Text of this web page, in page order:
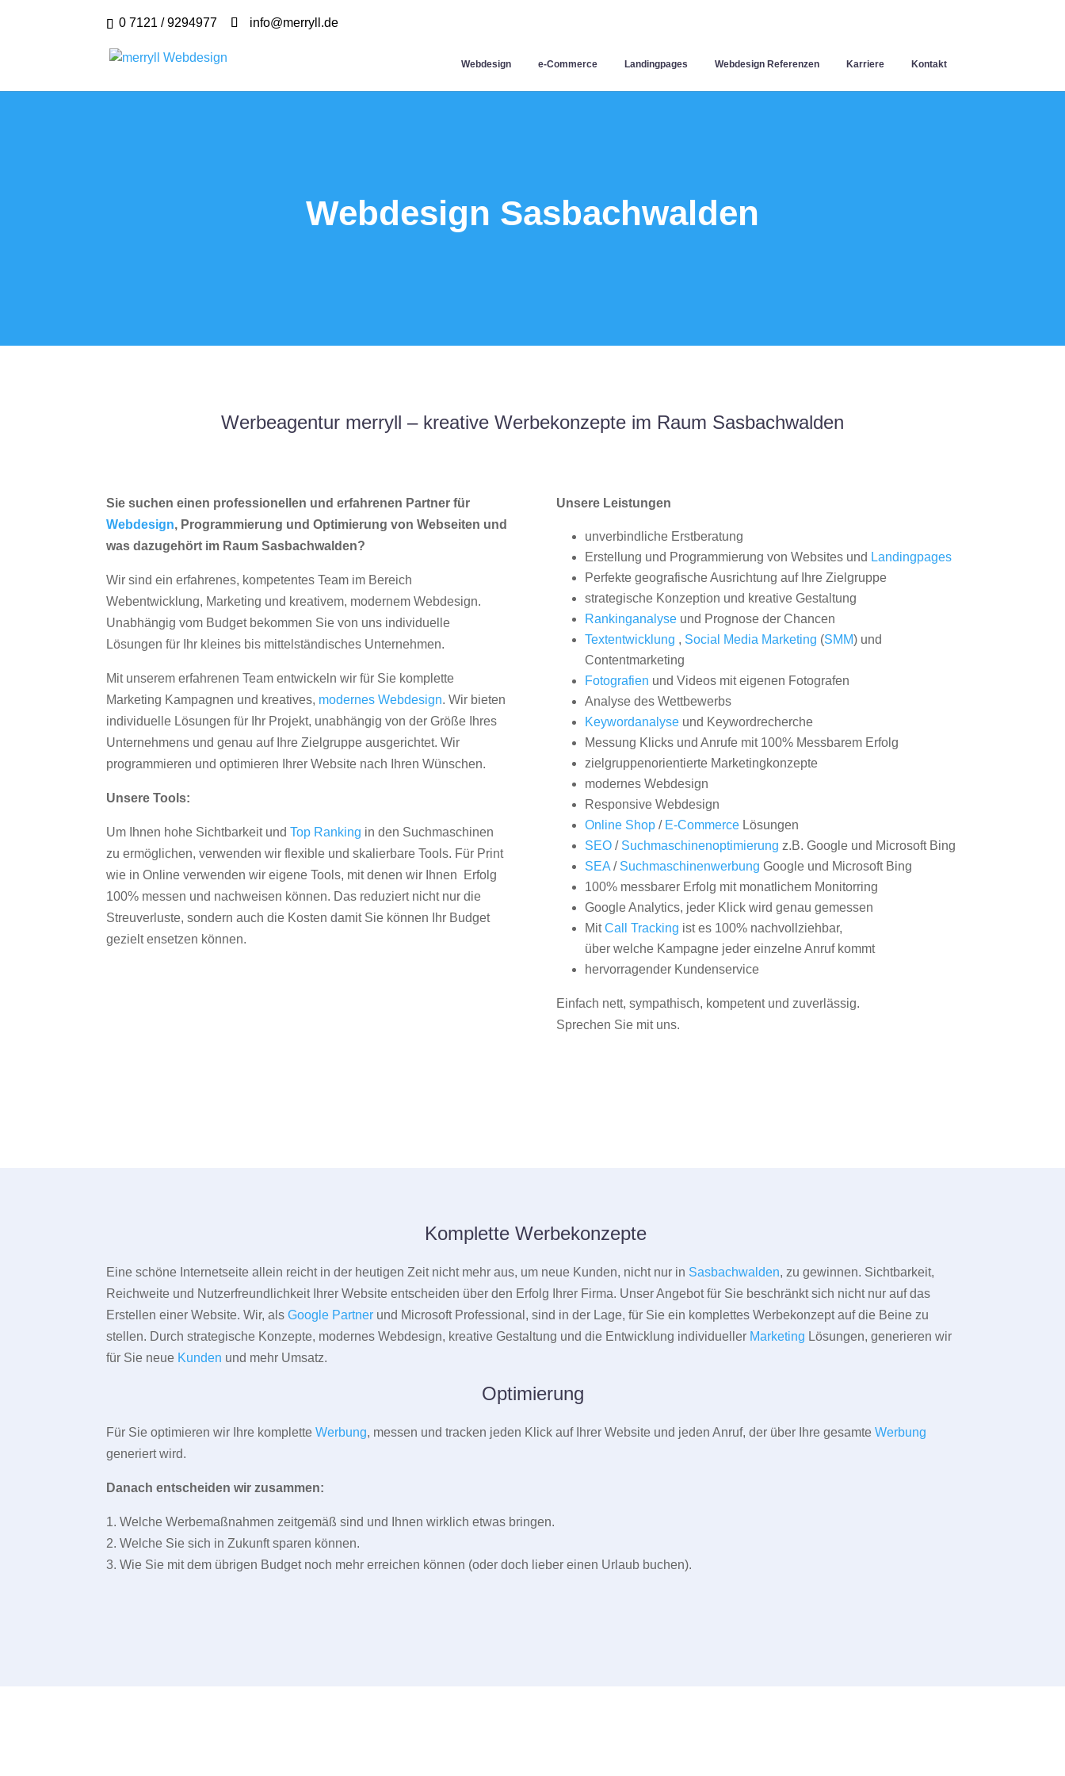
0 7121 / 9294977 info@merryll.de
Webdesign e-Commerce Landingpages Webdesign Referenzen Karriere Kontakt
Webdesign Sasbachwalden
Werbeagentur merryll – kreative Werbekonzepte im Raum Sasbachwalden
Sie suchen einen professionellen und erfahrenen Partner für
Webdesign, Programmierung und Optimierung von Webseiten und
was dazugehört im Raum Sasbachwalden?
Wir sind ein erfahrenes, kompetentes Team im Bereich
Webentwicklung, Marketing und kreativem, modernem Webdesign.
Unabhängig vom Budget bekommen Sie von uns individuelle
Lösungen für Ihr kleines bis mittelständisches Unternehmen.
Mit unserem erfahrenen Team entwickeln wir für Sie komplette
Marketing Kampagnen und kreatives, modernes Webdesign. Wir bieten
individuelle Lösungen für Ihr Projekt, unabhängig von der Größe Ihres
Unternehmens und genau auf Ihre Zielgruppe ausgerichtet. Wir
programmieren und optimieren Ihrer Website nach Ihren Wünschen.
Unsere Tools:
Um Ihnen hohe Sichtbarkeit undTop Ranking in den Suchmaschinen
zu ermöglichen, verwenden wir flexible und skalierbare Tools. Für Print
wie in Online verwenden wir eigene Tools, mit denen wir Ihnen Erfolg
100% messen und nachweisen können. Das reduziert nicht nur die
Streuverluste, sondern auch die Kosten damit Sie können Ihr Budget
gezielt ensetzen können.
Unsere Leistungen
unverbindliche Erstberatung
Erstellung und Programmierung von Websites und Landingpages
Perfekte geografische Ausrichtung auf Ihre Zielgruppe
strategische Konzeption und kreative Gestaltung
Rankinganalyseund Prognose der Chancen
Textentwicklung , Social Media Marketing (SMM) und
Contentmarketing
Fotografien und Videos mit eigenen Fotografen
Analyse des Wettbewerbs
Keywordanalyseund Keywordrecherche
Messung Klicks und Anrufe mit 100% Messbarem Erfolg
zielgruppenorientierte Marketingkonzepte
modernes Webdesign
Responsive Webdesign
Online Shop/ E-CommerceLösungen
SEO/ Suchmaschinenoptimierung z.B. Google und Microsoft Bing
SEA/ Suchmaschinenwerbung Google und Microsoft Bing
100% messbarer Erfolg mit monatlichem Monitorring
Google Analytics, jeder Klick wird genau gemessen
MitCall Tracking ist es 100% nachvollziehbar,
über welche Kampagne jeder einzelne Anruf kommt
hervorragender Kundenservice
Einfach nett, sympathisch, kompetent und zuverlässig.
Sprechen Sie mit uns.
Komplette Werbekonzepte
Eine schöne Internetseite allein reicht in der heutigen Zeit nicht mehr aus, um neue Kunden, nicht nur in Sasbachwalden, zu gewinnen. Sichtbarkeit,
Reichweite und Nutzerfreundlichkeit Ihrer Website entscheiden über den Erfolg Ihrer Firma. Unser Angebot für Sie beschränkt sich nicht nur auf das
Erstellen einer Website. Wir, alsGoogle Partner und Microsoft Professional, sind in der Lage, für Sie ein komplettes Werbekonzept auf die Beine zu
stellen. Durch strategische Konzepte, modernes Webdesign, kreative Gestaltung und die Entwicklung individueller Marketing Lösungen, generieren wir
für Sie neue Kunden und mehr Umsatz.
Optimierung
Für Sie optimieren wir Ihre kompletteWerbung, messen und tracken jeden Klick auf Ihrer Website und jeden Anruf, der über Ihre gesamteWerbung
generiert wird.
Danach entscheiden wir zusammen:
1. Welche Werbemaßnahmen zeitgemäß sind und Ihnen wirklich etwas bringen.
2. Welche Sie sich in Zukunft sparen können.
3. Wie Sie mit dem übrigen Budget noch mehr erreichen können (oder doch lieber einen Urlaub buchen).